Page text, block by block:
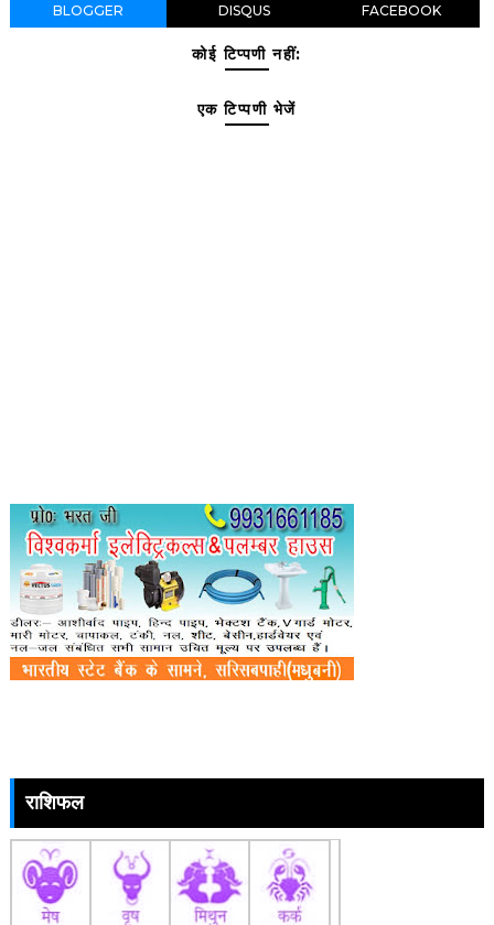
BLOGGER DISQUS FACEBOOK
कोई टिप्पणी नहीं:
एक टिप्पणी भेजें
राशिफल